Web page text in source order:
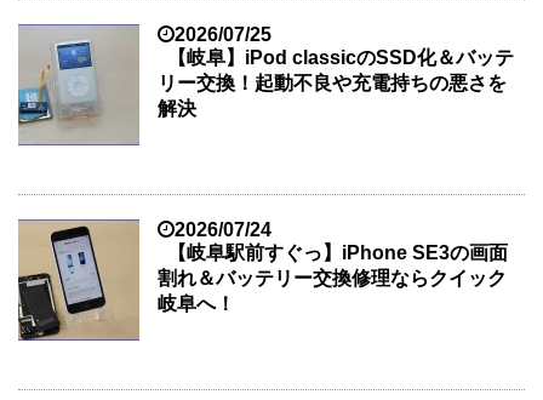
2026/07/25
【岐阜】iPod classicのSSD化＆バッテ
リー交換！起動不良や充電持ちの悪さを
解決
2026/07/24
【岐阜駅前すぐっ】iPhone SE3の画面
割れ＆バッテリー交換修理ならクイック
岐阜へ！